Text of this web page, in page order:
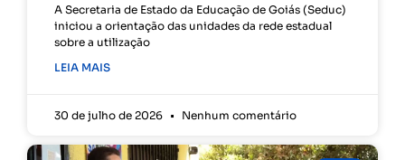
A Secretaria de Estado da Educação de Goiás (Seduc)
iniciou a orientação das unidades da rede estadual
sobre a utilização
LEIA MAIS
30 de julho de 2026 Nenhum comentário